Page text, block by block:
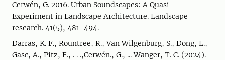
Cerwén, G. 2016. Urban Soundscapes: A Quasi-
Experiment in Landscape Architecture. Landscape
research. 41(5), 481-494.
Darras, K. F., Rountree, R., Van Wilgenburg, S., Dong, L.,
Gasc, A., Pitz, F., . . .,Cerwén., G., ... Wanger, T. C. (2024).